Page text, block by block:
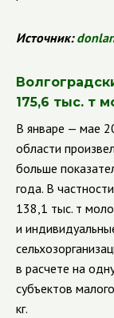
Источник:
175,6 тыс. т
В январе — мае
области
больше
года. В
138,1 тыс. т
и
в расчете на
субъектов
кг.